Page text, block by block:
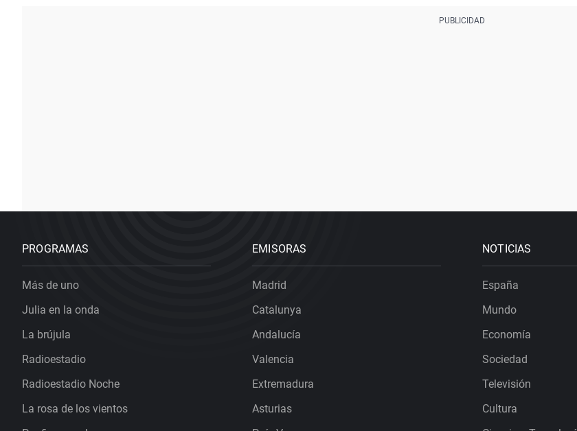
PROGRAMAS
Más de uno
Julia en la onda
La brújula
Radioestadio
Radioestadio Noche
La rosa de los vientos
EMISORAS
Madrid
Catalunya
Andalucía
Valencia
Extremadura
Asturias
NOTICIAS
España
Mundo
Economía
Sociedad
Televisión
Cultura